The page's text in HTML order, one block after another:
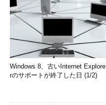
Windows 8、古いInternet Explore
rのサポートが終了した日 (1/2)